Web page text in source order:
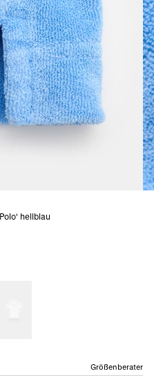
hellblau
Größenberater